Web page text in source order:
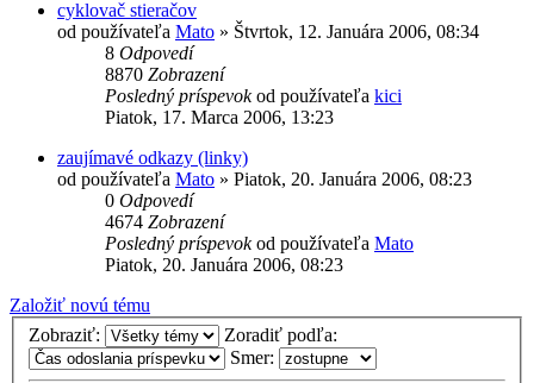
cyklovač stieračov
od používateľa Mato » Štvrtok, 12. Januára 2006, 08:34
8 Odpovedí
8870 Zobrazení
Posledný príspevokod používateľa kici
Piatok, 17. Marca 2006, 13:23
zaujímavé odkazy (linky)
od používateľa Mato » Piatok, 20. Januára 2006, 08:23
0 Odpovedí
4674 Zobrazení
Posledný príspevokod používateľa Mato
Piatok, 20. Januára 2006, 08:23
Založiť novú tému
Zobraziť:
Zoradiť podľa:
Smer: